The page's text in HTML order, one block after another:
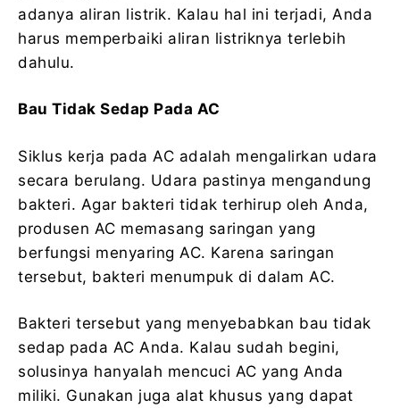
adanya aliran listrik. Kalau hal ini terjadi, Anda
harus memperbaiki aliran listriknya terlebih
dahulu.
Bau Tidak Sedap Pada AC
Siklus kerja pada AC adalah mengalirkan udara
secara berulang. Udara pastinya mengandung
bakteri. Agar bakteri tidak terhirup oleh Anda,
produsen AC memasang saringan yang
berfungsi menyaring AC. Karena saringan
tersebut, bakteri menumpuk di dalam AC.
Bakteri tersebut yang menyebabkan bau tidak
sedap pada AC Anda. Kalau sudah begini,
solusinya hanyalah mencuci AC yang Anda
miliki. Gunakan juga alat khusus yang dapat